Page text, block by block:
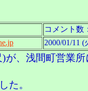
コメント
2000/01/11 (
が、浅間町営業
た。